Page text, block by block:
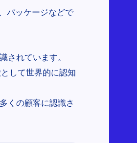
パッケージなどで
されています。
して世界的に認知
くの顧客に認識さ